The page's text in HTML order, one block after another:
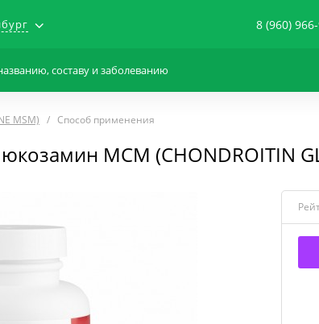
8 (960)
MSM) Способ применения
МСМ (CHONDROITIN